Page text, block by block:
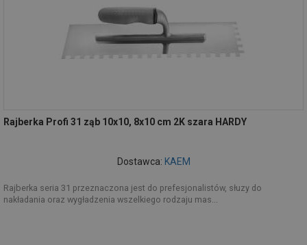
Rajberka Profi 31 ząb 10x10, 8x10 cm 2K szara HARDY
Dostawca: KAEM
Rajberka seria 31 przeznaczona jest do prefesjonalistów, słuzy do
nakładania oraz wygładzenia wszelkiego rodzaju mas...